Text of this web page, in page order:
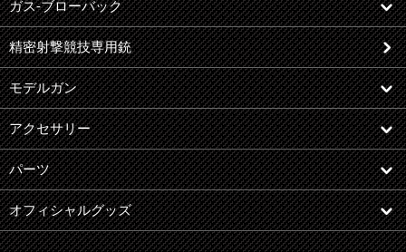
ガス-ブローバック
精密射撃競技専用銃
モデルガン
アクセサリー
パーツ
オフィシャルグッズ